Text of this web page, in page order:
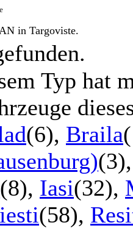
in Targoviste.
Typ hat
(6), Braila
(8), Iasi(32),
(58),